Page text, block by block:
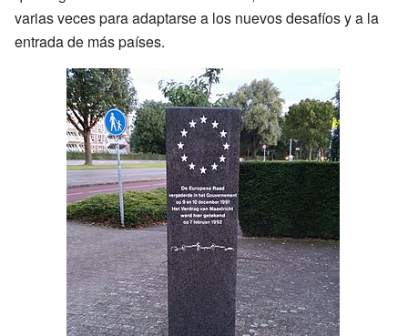
varias veces para adaptarse a los nuevos desafíos y a la
entrada de más países.